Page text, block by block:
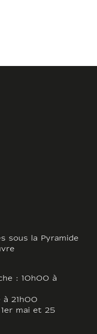
sous la Pyramide
: 10h00 à
à 21h00
mai et 25